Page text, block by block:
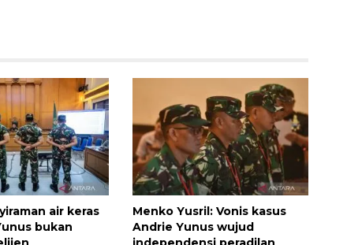
air keras
bukan
Menko Yusril: Vonis kasus
Andrie Yunus wujud